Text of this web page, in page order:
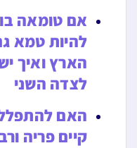
אם טומאה
להיות טמא
הארץ ואיך
לצדה השני
האם
קיים פריה